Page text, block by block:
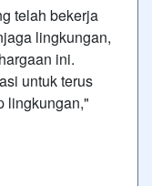
telah bekerja
lingkungan,
ini.
untuk terus
lingkungan,"